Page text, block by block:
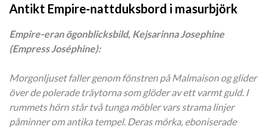
Antikt Empire-nattduksbord i masurbjörk
Empire-eran ögonblicksbild, Kejsarinna Josephine
(Empress Joséphine):
Morgonljuset faller genom fönstren på Malmaison og glider
över de polerade träytorna som glöder av ett varmt guld. I
rummets hörn står två tunga möbler vars strama linjer
påminner om antika tempel. Deras mörka, eboniserade